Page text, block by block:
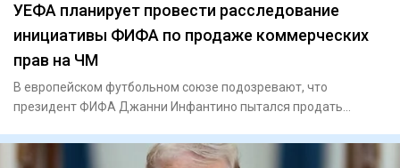
УЕФА планирует провести расследование
инициативы ФИФА по продаже коммерческих
прав на ЧМ
В европейском футбольном союзе подозревают, что
президент ФИФА Джанни Инфантино пытался продать